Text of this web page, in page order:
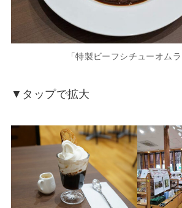
「特製ビーフシチューオムラ
▼タップで拡大